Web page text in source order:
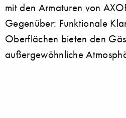
mit den Armaturen von
Gegenüber: Funktionale
Oberflächen bieten den
außergewöhnliche